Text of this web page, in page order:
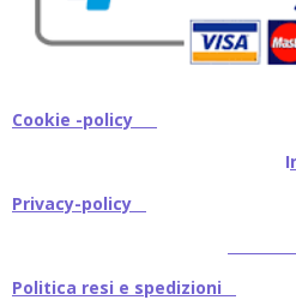
Cookie -policy
I
Privacy-policy
Chi
Politica resi e spedizioni